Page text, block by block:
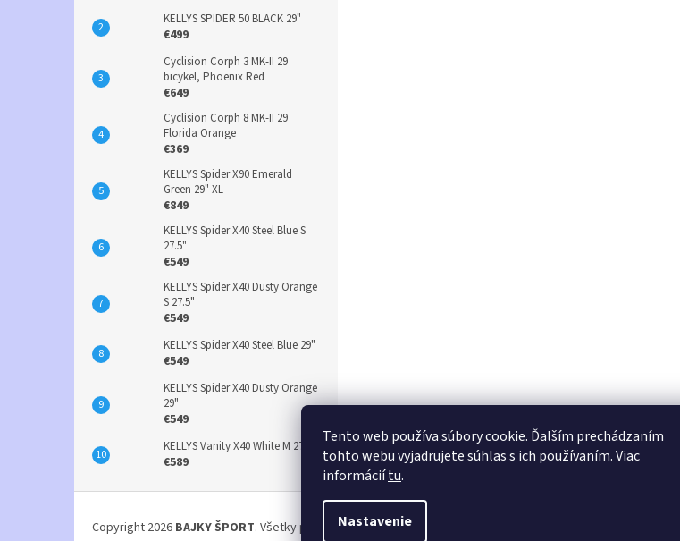
Tento web používa súbory cookie. Ďalším prechádzaním
tohto webu vyjadrujete súhlas s ich používaním. Viac
informáciítu.
Nastavenie
KELLYS SPIDER 50 BLACK 29"
€499
Cyclision Corph 3 MK-II 29
bicykel, Phoenix Red
€649
Cyclision Corph 8 MK-II 29
Florida Orange
€369
KELLYS Spider X90 Emerald
Green 29" XL
€849
KELLYS Spider X40 Steel Blue S
27.5"
€549
KELLYS Spider X40 Dusty Orange
S 27.5"
€549
KELLYS Spider X40 Steel Blue 29"
€549
KELLYS Spider X40 Dusty Orange
29"
€549
KELLYS Vanity X40 White M 27.5"
€589
Copyright 2026 BAJKY ŠPORT. Všetky práva vyhradené.